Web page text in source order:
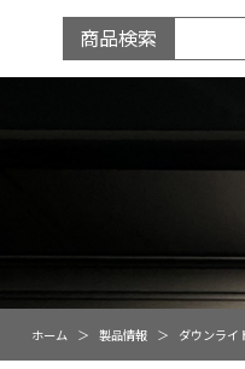
商品検索
ホーム 製品情報 ダウンライ